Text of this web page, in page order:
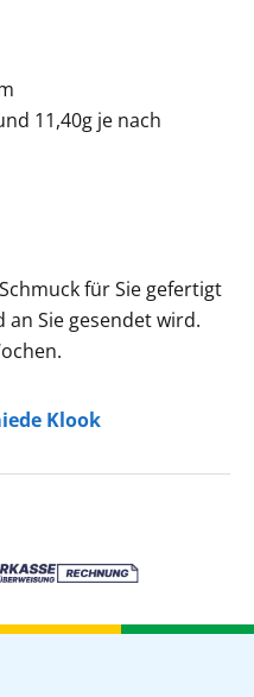
11,40g je nach
für Sie gefertigt
Sie gesendet wird.
Klook